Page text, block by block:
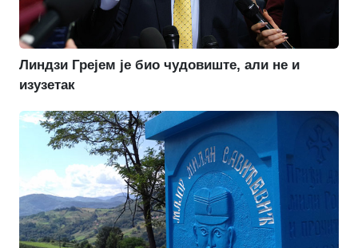
Линдзи Грејем је био чудовиште, али не и
изузетак